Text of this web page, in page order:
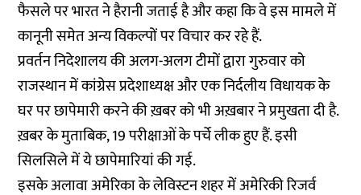
फैसले पर भारत ने हैरानी जताई है और कहा कि वे इस मामले में
कानूनी समेत अन्य विकल्पों पर विचार कर रहे हैं.
प्रवर्तन निदेशालय की अलग-अलग टीमों द्वारा गुरुवार को
राजस्थान में कांग्रेस प्रदेशाध्यक्ष और एक निर्दलीय विधायक के
घर पर छापेमारी करने की ख़बर को भी अख़बार ने प्रमुखता दी है.
ख़बर के मुताबिक, 19 परीक्षाओं के पर्चे लीक हुए हैं. इसी
सिलसिले में ये छापेमारियां की गई.
इसके अलावा अमेरिका के लेविस्टन शहर में अमेरिकी रिजर्व